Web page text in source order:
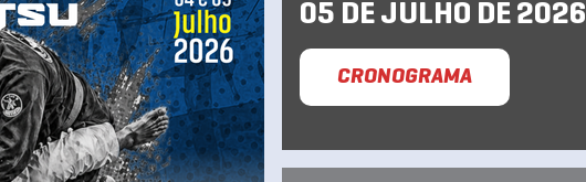
05 DE JULHO DE 2026
CRONOGRAMA